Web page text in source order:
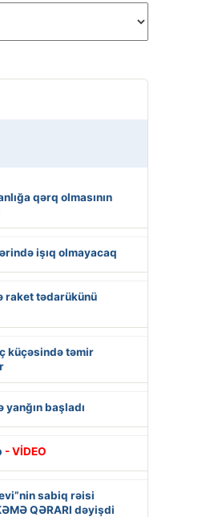
qərq olmasının
işıq olmayacaq
raket tədarükünü
küçəsində təmir
yanğın başladı
- VİDEO
sabiq rəisi
QƏRARI dəyişdi